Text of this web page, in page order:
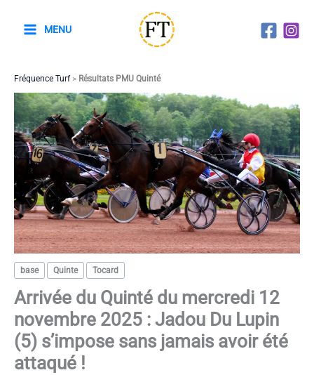
MENU
Fréquence Turf> Résultats PMU Quinté
base Quinte Tocard
Arrivée du Quinté du mercredi 12
novembre 2025 : Jadou Du Lupin
(5) s’impose sans jamais avoir été
attaqué !